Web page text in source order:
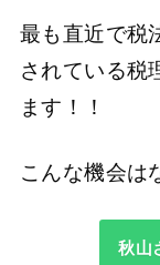
最も直近で税
されている税
ます！！
こんな機会は
秋山